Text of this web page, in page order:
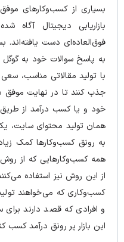
بسیاری از کسب‌‌وکارهای
بازاریابی دیجیتال آگاه
فوق‌العاده‌ای دست یافته‌اند.
به پاسخ سوالات خود به گوگل
با تولید مقالاتی مناسب،
جذب کنند تا در نهایت
خود و یا کسب درآمد از طریق
همان تولید محتوای سایت،
به رونق کسب‌و‌کارها کمک
همه کسب‌و‌کارهایی که از
از این روش نیز استفاده
کسب‌وکاری که می‌خواهند
و افرادی که قصد دارند برای
این بازار پر رونق درآمد